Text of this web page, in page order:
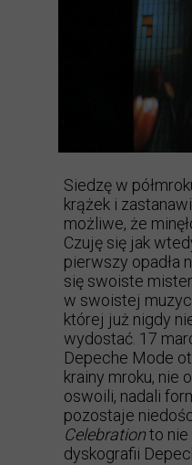
Siedzę w
krążek i
możliwe, że
Czuję się jak
pierwszy opadła
się swoiste
w swoistej
której już nigdy
wydostać. 17
Depeche Mode
krainy mroku, nie
oswoili, nadali
pozostaje
Celebrationto nie
dyskografii